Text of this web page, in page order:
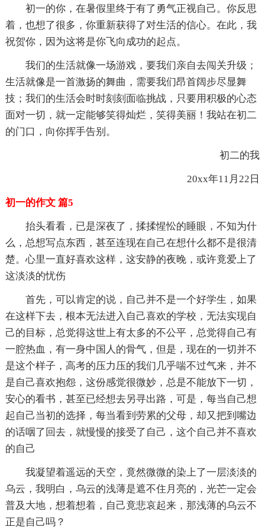
初一的你，在暑假里终于有了勇气正视自己。你反思
着，也想了很多，你重新获得了对生活的信心。在此，我
祝贺你，因为这将是你飞向成功的起点。
我们的生活就像一场游戏，要我们亲自去闯关升级；
生活就像是一首激扬的舞曲，需要我们昂首阔步尽显舞
技；我们的生活会时时刻刻面临挑战，只要用积极的心态
面对一切，就一定能够笑得灿烂，笑得美丽！我站在初二
的门口，向你挥手告别。
初二的我
20xx年11月22日
初一的作文 篇5
抬头看看，已是深夜了，揉揉惺忪的睡眼，不知为什
么，总想写点东西，甚至连现在自己在想什么都不是很清
楚。心里一直好喜欢这样，这安静的夜晚，或许竟爱上了
这淡淡的忧伤
首先，可以肯定的说，自己并不是一个好学生，如果
在这样下去，根本无法进入自己喜欢的学校，无法实现自
己的目标，总觉得这世上有太多的不公平，总觉得自己有
一腔热血，有一身中国人的骨气，但是，现在的一切并不
是这个样子，高考的压力压的我们几乎喘不过气来，并不
是自己喜欢抱怨，这份感觉很微妙，总是不能放下一切，
安心的看书，甚至已经想去另寻出路，可是，每当自己想
起自己当初的选择，每当看到劳累的父母，却又把到嘴边
的话咽了回去，就慢慢的接受了自己，这个自己并不喜欢
的自己
我凝望着遥远的天空，竟然微微的染上了一层淡淡的
乌云，我明白，乌云的浅薄是遮不住月亮的，光芒一定会
普及大地，想着想着，自己竟悲哀起来，那浅薄的乌云不
正是自己吗？